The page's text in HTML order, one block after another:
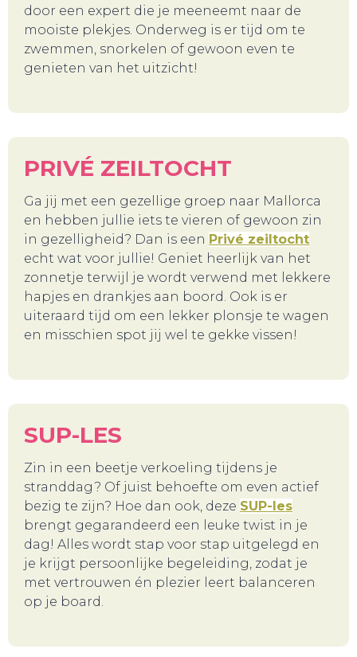
SLAAP LEKKER!
SNUIF CULTUUR!
door een expert die je meeneemt naar de
mooiste plekjes. Onderweg is er tijd om te
zwemmen, snorkelen of gewoon even te
genieten van het uitzicht!
PRIVÉ ZEILTOCHT
Ga jij met een gezellige groep naar Mallorca
en hebben jullie iets te vieren of gewoon zin
in gezelligheid? Dan is een Privé zeiltocht
echt wat voor jullie! Geniet heerlijk van het
zonnetje terwijl je wordt verwend met lekkere
hapjes en drankjes aan boord. Ook is er
uiteraard tijd om een lekker plonsje te wagen
en misschien spot jij wel te gekke vissen!
SUP-LES
Zin in een beetje verkoeling tijdens je
stranddag? Of juist behoefte om even actief
bezig te zijn? Hoe dan ook, deze SUP-les
brengt gegarandeerd een leuke twist in je
dag! Alles wordt stap voor stap uitgelegd en
je krijgt persoonlijke begeleiding, zodat je
met vertrouwen én plezier leert balanceren
op je board.